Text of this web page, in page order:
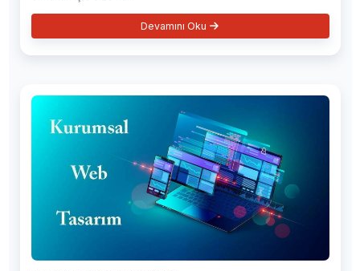
Devamını Oku